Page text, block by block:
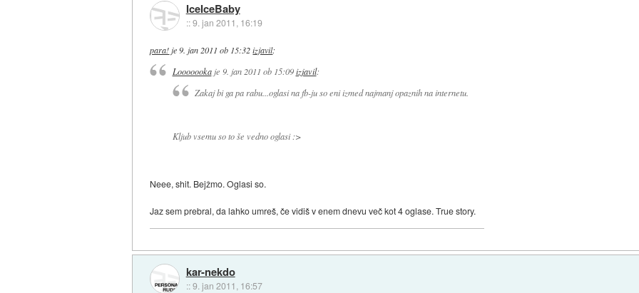
IceIceBaby
::9. jan 2011, 16:19
para! je 9. jan 2011 ob 15:32 izjavil:
Looooookaje 9. jan 2011 ob 15:09 izjavil:
Zakaj bi ga pa rabu...oglasi na fb-ju so eni izmed najmanj opaznih na internetu.
Kljub vsemu so to še vedno oglasi :>
Neee, shit. Bejžmo. Oglasi so.
Jaz sem prebral, da lahko umreš, če vidiš v enem dnevu več kot 4 oglase. True story.
kar-nekdo
::9. jan 2011, 16:57